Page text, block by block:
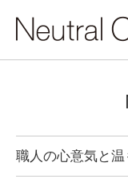
職人の心意気と温